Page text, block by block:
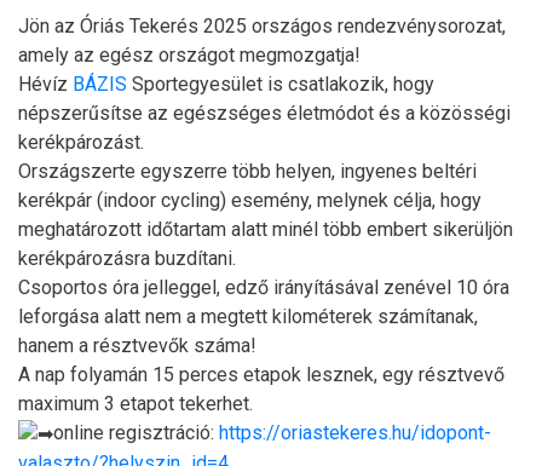
Jön az Óriás Tekerés 2025 országos rendezvénysorozat,
amely az egész országot megmozgatja!
Hévíz BÁZIS Sportegyesület is csatlakozik, hogy
népszerűsítse az egészséges életmódot és a közösségi
kerékpározást.
Országszerte egyszerre több helyen, ingyenes beltéri
kerékpár (indoor cycling) esemény, melynek célja, hogy
meghatározott időtartam alatt minél több embert sikerüljön
kerékpározásra buzdítani.
Csoportos óra jelleggel, edző irányításával zenével 10 óra
leforgása alatt nem a megtett kilométerek számítanak,
hanem a résztvevők száma!
A nap folyamán 15 perces etapok lesznek, egy résztvevő
maximum 3 etapot tekerhet.
online regisztráció: https://oriastekeres.hu/idopont-